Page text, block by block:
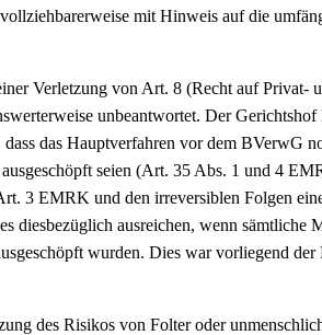
mit Hinweis auf die
Verletzung von Art. 8 (Recht auf Privat-
unbeantwortet. Der
das Hauptverfahren vor dem BVerwG
seien (Art. 35 Abs. 1 und 4
3 EMRK und den irreversiblen Folgen
diesbezüglich ausreichen, wenn sämtliche
wurden. Dies war vorliegend
des Risikos von Folter oder